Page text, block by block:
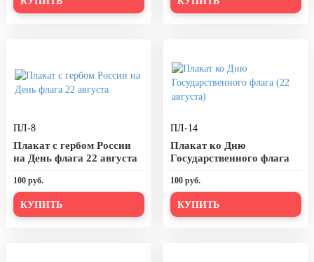
1 марта, День Бабушек
1 апреля, День смеха
благоустройству
День геолога (первое воскресенье
апреля)
Светлая Пасха
12 апреля, День космонавтики
ПЛ-8
Плакат с гербом России
на День флага 22 августа
100 руб.
КУПИТЬ
ПЛ-14
Плакат ко Дню
Государственного флага
100 руб.
КУПИТЬ